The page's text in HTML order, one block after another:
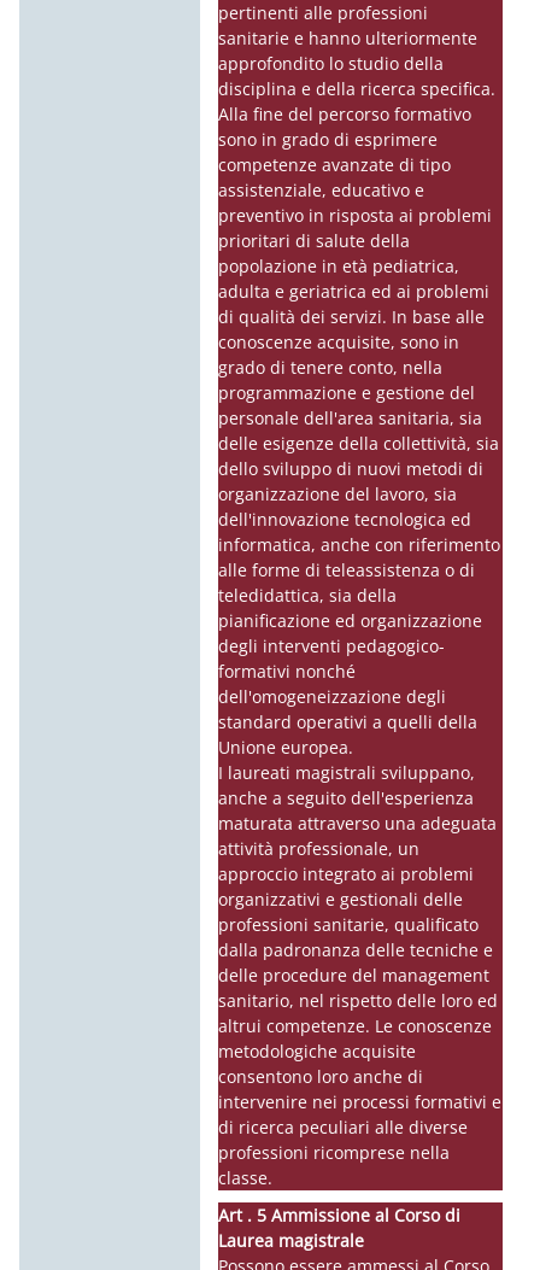
pertinenti alle professioni
sanitarie e hanno ulteriormente
approfondito lo studio della
disciplina e della ricerca specifica.
Alla fine del percorso formativo
sono in grado di esprimere
competenze avanzate di tipo
assistenziale, educativo e
preventivo in risposta ai problemi
prioritari di salute della
popolazione in età pediatrica,
adulta e geriatrica ed ai problemi
di qualità dei servizi. In base alle
conoscenze acquisite, sono in
grado di tenere conto, nella
programmazione e gestione del
personale dell'area sanitaria, sia
delle esigenze della collettività, sia
dello sviluppo di nuovi metodi di
organizzazione del lavoro, sia
dell'innovazione tecnologica ed
informatica, anche con riferimento
alle forme di teleassistenza o di
teledidattica, sia della
pianificazione ed organizzazione
degli interventi pedagogico-
formativi nonché
dell'omogeneizzazione degli
standard operativi a quelli della
Unione europea.
I laureati magistrali sviluppano,
anche a seguito dell'esperienza
maturata attraverso una adeguata
attività professionale, un
approccio integrato ai problemi
organizzativi e gestionali delle
professioni sanitarie, qualificato
dalla padronanza delle tecniche e
delle procedure del management
sanitario, nel rispetto delle loro ed
altrui competenze. Le conoscenze
metodologiche acquisite
consentono loro anche di
intervenire nei processi formativi e
di ricerca peculiari alle diverse
professioni ricomprese nella
classe.
Art . 5 Ammissione al Corso di
Laurea magistrale